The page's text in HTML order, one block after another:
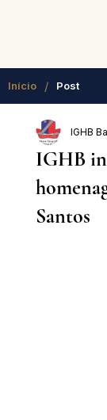
Início / Post
IGHB
Santos
IGHB